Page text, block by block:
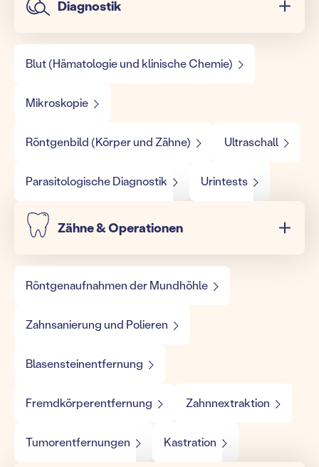
Diagnostik
Blut (Hämatologie und klinische Chemie)
Mikroskopie
Röntgenbild (Körper und Zähne) Ultraschall
Parasitologische Diagnostik Urintests
Zähne & Operationen
Röntgenaufnahmen der Mundhöhle
Zahnsanierung und Polieren
Blasensteinentfernung
Fremdkörperentfernung Zahnnextraktion
Tumorentfernungen Kastration